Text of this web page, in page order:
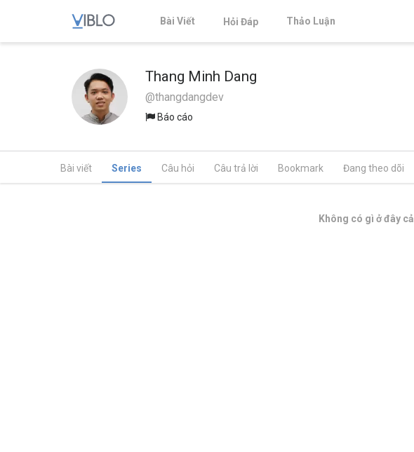
Bài Viết Hỏi Đáp Thảo Luận
Thang Minh Dang
@thangdangdev
Báo cáo
Bài viết Series Câu hỏi Câu trả lời Bookmark Đang theo dõi
Không có gì ở đây cả